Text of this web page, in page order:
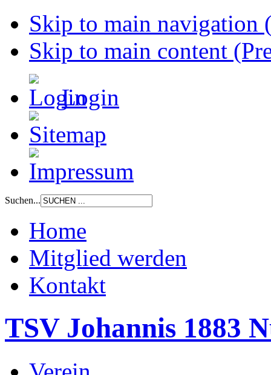
Skip to main navigation
Skip to main content
Login
Suchen...
Home
Mitglied werden
Kontakt
TSV Johannis 1883